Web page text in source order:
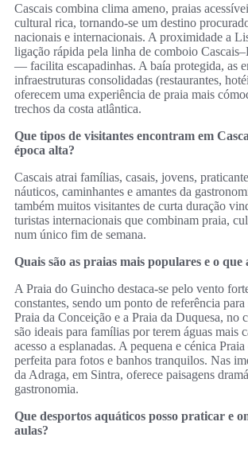
Cascais combina clima ameno, praias
cultural rica, tornando-se um destino
nacionais e internacionais. A proximidade a
ligação rápida pela linha de comboio
— facilita escapadinhas. A baía protegida, as
infraestruturas consolidadas (restaurantes,
oferecem uma experiência de praia mais
trechos da costa atlântica.
Que tipos de visitantes encontram em
época alta?
Cascais atrai famílias, casais, jovens,
náuticos, caminhantes e amantes da
também muitos visitantes de curta duração
turistas internacionais que combinam praia,
num único fim de semana.
Quais são as praias mais populares e o que
A Praia do Guincho destaca-se pelo vento
constantes, sendo um ponto de referência
Praia da Conceição e a Praia da Duquesa, no
são ideais para famílias por terem águas mais
acesso a esplanadas. A pequena e cénica
perfeita para fotos e banhos tranquilos. Nas
da Adraga, em Sintra, oferece paisagens
gastronomia.
Que desportos aquáticos posso praticar e
aulas?